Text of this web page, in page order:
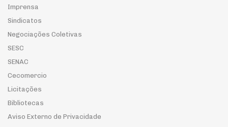
Imprensa
Sindicatos
Negociações Coletivas
SESC
SENAC
Cecomercio
Licitações
Bibliotecas
Aviso Externo de Privacidade